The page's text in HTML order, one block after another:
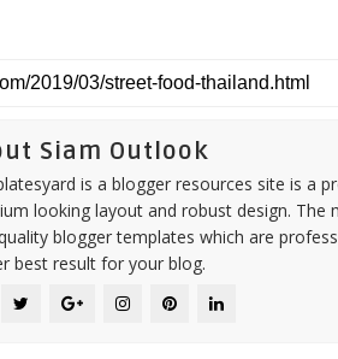
Siam Outlook
is a blogger resources site is a
looking layout and robust design.
blogger templates which are
best result for your blog.